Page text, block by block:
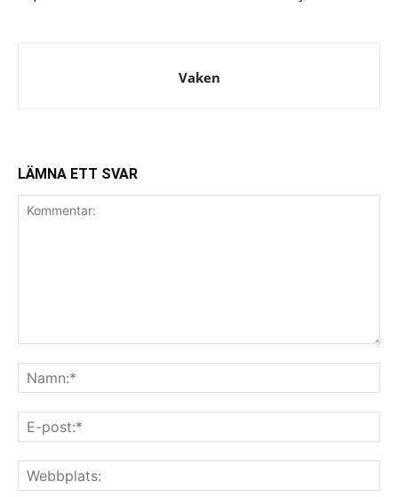
Vaken
LÄMNA ETT SVAR